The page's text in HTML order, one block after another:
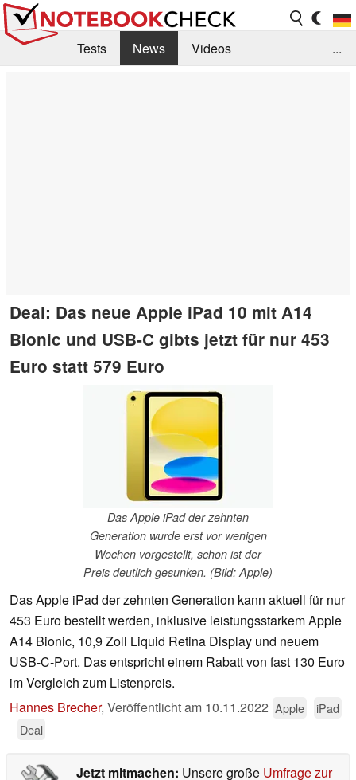
Tests News
Videos
...
Deal: Das neue Apple iPad 10 mit A14
Bionic und USB-C gibts jetzt für nur 453
Euro statt 579 Euro
Das Apple iPad der zehnten
Generation wurde erst vor wenigen
Wochen vorgestellt, schon ist der
Preis deutlich gesunken. (Bild: Apple)
Das Apple iPad der zehnten Generation kann aktuell für nur
453 Euro bestellt werden, inklusive leistungsstarkem Apple
A14 Bionic, 10,9 Zoll Liquid Retina Display und neuem
USB-C-Port. Das entspricht einem Rabatt von fast 130 Euro
im Vergleich zum Listenpreis.
Hannes Brecher, Veröffentlicht am 10.11.2022 Apple
iPad
Deal
Jetzt mitmachen: Unsere große Umfrage zur